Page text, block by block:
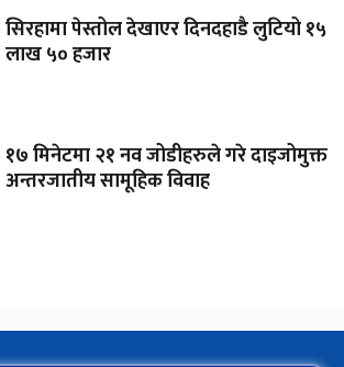
सिरहामा पेस्तोल देखाएर दिनदहाडै लुटियो १५
लाख ५० हजार
१७ मिनेटमा २१ नव जोडीहरुले गरे दाइजोमुक्त
अन्तरजातीय सामूहिक विवाह